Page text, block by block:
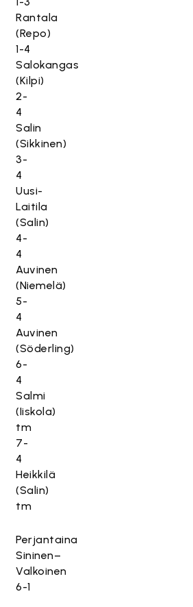
Rantala
(Repo)
1-4
Salokangas
(Kilpi)
2-
4
Salin
(Sikkinen)
3-
4
Uusi-
Laitila
(Salin)
4-
4
Auvinen
(Niemelä)
5-
4
Auvinen
(Söderling)
6-
4
Salmi
(Iiskola)
tm
7-
4
Heikkilä
(Salin)
tm
Perjantaina
Sininen–
Valkoinen
6-1